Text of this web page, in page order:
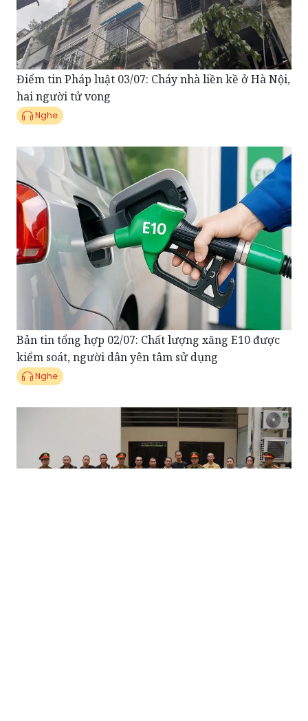
Điểm tin Pháp luật 03/07: Cháy nhà liền kề ở Hà Nội,
hai người tử vong
Nghe
Bản tin tổng hợp 02/07: Chất lượng xăng E10 được
kiểm soát, người dân yên tâm sử dụng
Nghe